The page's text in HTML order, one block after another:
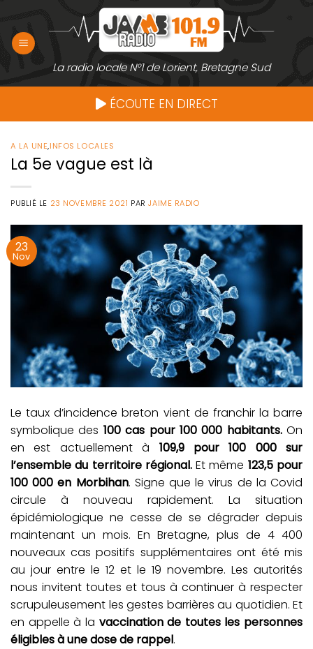
contenu
La radio locale N°1 de Lorient, Bretagne Sud
ÉCOUTE EN DIRECT
A LA UNE,INFOS LOCALES
La 5e vague est là
PUBLIÉ LE 23 NOVEMBRE 2021 PARJAIME RADIO
23
Nov
Le taux d’incidence breton vient de franchir la barre
symbolique des 100 cas pour 100 000 habitants.On
en est actuellement à 109,9 pour 100 000 sur
l’ensemble du territoire régional.Et même 123,5 pour
100 000 en Morbihan. Signe que le virus de la Covid
circule à nouveau rapidement. La situation
épidémiologique ne cesse de se dégrader depuis
maintenant un mois. En Bretagne, plus de 4 400
nouveaux cas positifs supplémentaires ont été mis
au jour entre le 12 et le 19 novembre. Les autorités
nous invitent toutes et tous à continuer à respecter
scrupuleusement les gestes barrières au quotidien. Et
en appelle à la vaccination de toutes les personnes
éligibles à une dose de rappel.